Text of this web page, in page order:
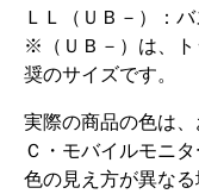
ＬＬ（ＵＢ－）：
※（ＵＢ－）は、ト
奨のサイズです。
実際の商品の色は
Ｃ・モバイルモニタ
色の見え方が異なる